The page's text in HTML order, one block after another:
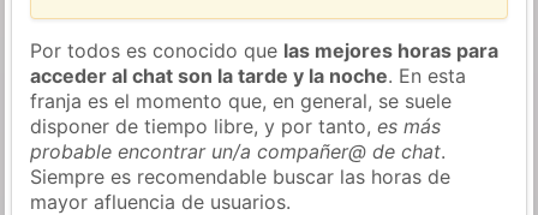
Por todos es conocido que las mejores horas para
acceder al chat son la tarde y la noche. En esta
franja es el momento que, en general, se suele
disponer de tiempo libre, y por tanto,es más
probable encontrar un/a compañer@ de chat.
Siempre es recomendable buscar las horas de
mayor afluencia de usuarios.